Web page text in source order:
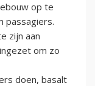
op te
passagiers.
zijn aan
om zo
doen, basalt